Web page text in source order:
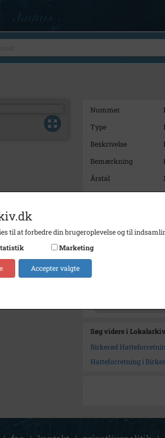
Nummer
Type
Beskrivelse
Bemærkning
Årstal
Dateringsnote
Se på kort
Type
Enhed
Arkiv
Søg videre i
Birkerød
Hatteforretning i
til at forbedre din brugeroplevelse og til
Marketing
Accepter valgte